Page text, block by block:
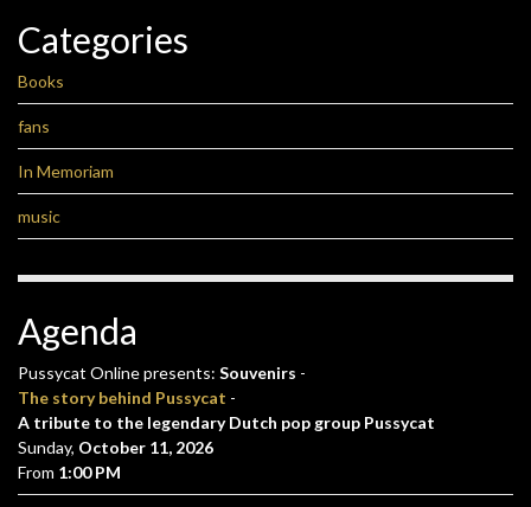
Categories
Books
fans
In Memoriam
music
Agenda
Pussycat Online presents: Souvenirs -
The story behind Pussycat -
A tribute to the legendary Dutch pop group Pussycat
Sunday, October 11, 2026
From 1:00 PM